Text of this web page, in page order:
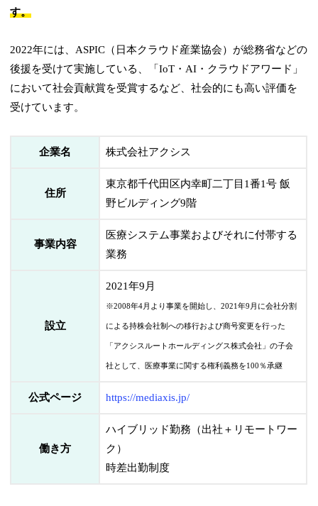
す。
2022年には、ASPIC（日本クラウド産業協会）が総務省などの
後援を受けて実施している、「IoT・AI・クラウドアワード」
において社会貢献賞を受賞するなど、社会的にも高い評価を
受けています。
企業名 株式会社アクシス
住所
東京都千代田区内幸町二丁目1番1号 飯
野ビルディング9階
事業内容
医療システム事業およびそれに付帯する
業務
設立
2021年9月
※2008年4月より事業を開始し、2021年9月に会社分割
による持株会社制への移行および商号変更を行った
「アクシスルートホールディングス株式会社」の子会
社として、医療事業に関する権利義務を100％承継
公式ページ https://mediaxis.jp/
働き方
ハイブリッド勤務（出社＋リモートワー
ク）
時差出勤制度